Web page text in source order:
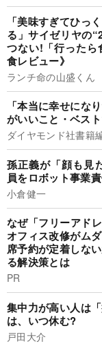
「美味すぎてひっ
る」サイゼリヤの
つない!「行ったら
食レビュー》
ランチ命の山盛くん
「本当に幸せにな
がいいこと・ベス
ダイヤモンド社書籍
孫正義が「顔も見
員をロボット事業
小倉健一
なぜ「フリーアド
オフィス改修がム
席予約が定着しな
る解決策とは
PR
集中力が高い人は
は、いつ休む?
戸田大介